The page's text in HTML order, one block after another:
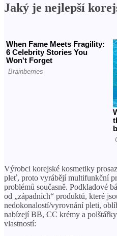
Jaký je nejlepší
Výrobci korejské kosmetiky
pleť, proto vyrábějí multifunkční
problémů současně. Podkladové
od „západních“ produktů, které
nedokonalostí/vyrovnání pleti,
nabízejí BB, CC krémy a
vlastností: